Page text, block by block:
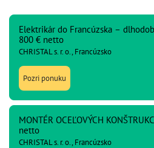
Elektrikár do Francúzska –
800 € netto
CHRISTAL s. r. o., Francúzsko
Pozri ponuku
MONTÉR OCEĽOVÝCH
netto
CHRISTAL s. r. o., Francúzsko